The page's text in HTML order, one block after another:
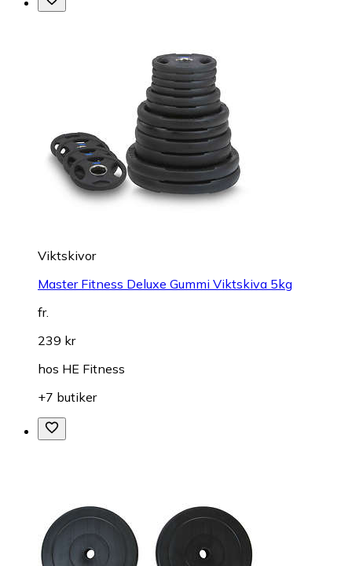
Viktskivor
Master Fitness Deluxe Gummi Viktskiva 5kg
fr.
239 kr
hos HE Fitness
+7 butiker